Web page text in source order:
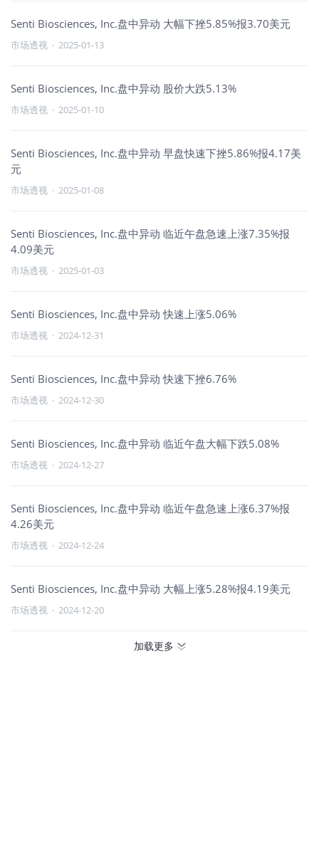
Senti Biosciences, Inc.盘中异动 大幅下挫5.85%报3.70美元
市场透视 · 2025-01-13
Senti Biosciences, Inc.盘中异动 股价大跌5.13%
市场透视 · 2025-01-10
Senti Biosciences, Inc.盘中异动 早盘快速下挫5.86%报4.17美
元
市场透视 · 2025-01-08
Senti Biosciences, Inc.盘中异动 临近午盘急速上涨7.35%报
4.09美元
市场透视 · 2025-01-03
Senti Biosciences, Inc.盘中异动 快速上涨5.06%
市场透视 · 2024-12-31
Senti Biosciences, Inc.盘中异动 快速下挫6.76%
市场透视 · 2024-12-30
Senti Biosciences, Inc.盘中异动 临近午盘大幅下跌5.08%
市场透视 · 2024-12-27
Senti Biosciences, Inc.盘中异动 临近午盘急速上涨6.37%报
4.26美元
市场透视 · 2024-12-24
Senti Biosciences, Inc.盘中异动 大幅上涨5.28%报4.19美元
市场透视 · 2024-12-20
加载更多